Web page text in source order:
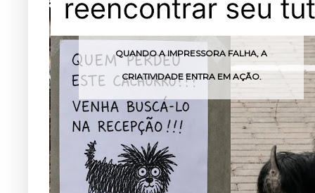
MENINO EMOCIONA A WEB AO PARAR
FESTA PARA ALIMENTAR CÃO DE RUA!